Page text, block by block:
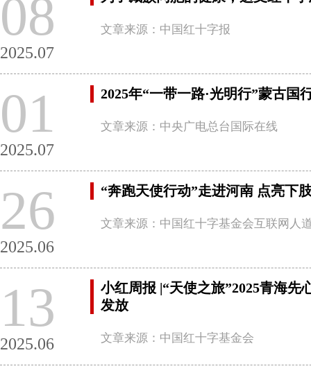
08
2025.07
文章来源：中国红十字报
01
2025.07
2025年“一带一路·光明行”蒙古
文章来源：中央广电总台国际在线
26
2025.06
“奔跑天使行动”走进河南 点亮下
文章来源：中国红十字基金会互联网人
13
2025.06
小红周报 |“天使之旅”2025青海
发放
文章来源：中国红十字基金会